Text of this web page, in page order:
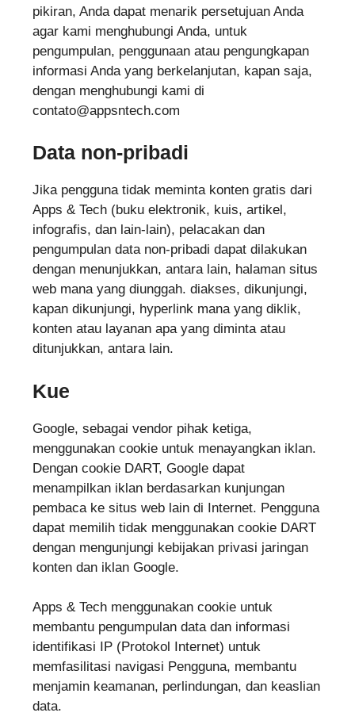
pikiran, Anda dapat menarik persetujuan Anda
agar kami menghubungi Anda, untuk
pengumpulan, penggunaan atau pengungkapan
informasi Anda yang berkelanjutan, kapan saja,
dengan menghubungi kami di
contato@appsntech.com
Data non-pribadi
Jika pengguna tidak meminta konten gratis dari
Apps & Tech (buku elektronik, kuis, artikel,
infografis, dan lain-lain), pelacakan dan
pengumpulan data non-pribadi dapat dilakukan
dengan menunjukkan, antara lain, halaman situs
web mana yang diunggah. diakses, dikunjungi,
kapan dikunjungi, hyperlink mana yang diklik,
konten atau layanan apa yang diminta atau
ditunjukkan, antara lain.
Kue
Google, sebagai vendor pihak ketiga,
menggunakan cookie untuk menayangkan iklan.
Dengan cookie DART, Google dapat
menampilkan iklan berdasarkan kunjungan
pembaca ke situs web lain di Internet. Pengguna
dapat memilih tidak menggunakan cookie DART
dengan mengunjungi kebijakan privasi jaringan
konten dan iklan Google.
Apps & Tech menggunakan cookie untuk
membantu pengumpulan data dan informasi
identifikasi IP (Protokol Internet) untuk
memfasilitasi navigasi Pengguna, membantu
menjamin keamanan, perlindungan, dan keaslian
data.